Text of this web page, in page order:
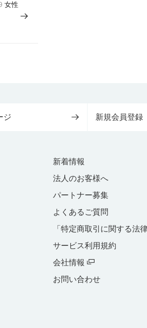
女性
ジ 新規会員登録
新着情報
法人のお客様へ
パートナー募集
よくあるご質問
「特定商取引に関する法
サービス利用規約
会社情報
お問い合わせ